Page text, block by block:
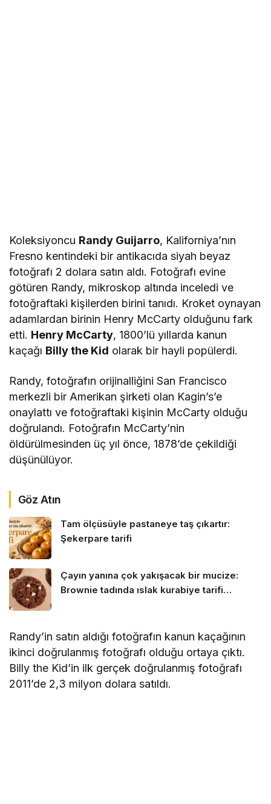
Koleksiyoncu Randy Guijarro, Kaliforniya’nın
Fresno kentindeki bir antikacıda siyah beyaz
fotoğrafı 2 dolara satın aldı. Fotoğrafı evine
götüren Randy, mikroskop altında inceledi ve
fotoğraftaki kişilerden birini tanıdı. Kroket oynayan
adamlardan birinin Henry McCarty olduğunu fark
etti. Henry McCarty, 1800’lü yıllarda kanun
kaçağı Billy the Kid olarak bir hayli popülerdi.
Randy, fotoğrafın orijinalliğini San Francisco
merkezli bir Amerikan şirketi olan Kagin’s’e
onaylattı ve fotoğraftaki kişinin McCarty olduğu
doğrulandı. Fotoğrafın McCarty’nin
öldürülmesinden üç yıl önce, 1878’de çekildiği
düşünülüyor.
Göz Atın
Tam ölçüsüyle pastaneye taş çıkartır:
Şekerpare tarifi
Çayın yanına çok yakışacak bir mucize:
Brownie tadında ıslak kurabiye tarifi…
Randy’in satın aldığı fotoğrafın kanun kaçağının
ikinci doğrulanmış fotoğrafı olduğu ortaya çıktı.
Billy the Kid’in ilk gerçek doğrulanmış fotoğrafı
2011’de 2,3 milyon dolara satıldı.